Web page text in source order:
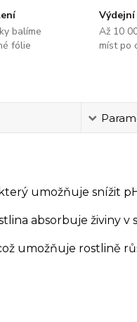
balíme
fólie
Až 10
míst po
umožňuje snížit pH
absorbuje živiny v
umožňuje rostlině